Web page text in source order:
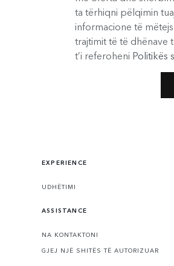
ta tërhiqni pëlqimin
informacione të
trajtimit të të dhënave
t’i referoheni Politikës
EXPERIENCE
UDHËTIMI
ASSISTANCE
NA KONTAKTONI
GJEJ NJË SHITËS TË AUTORIZUAR